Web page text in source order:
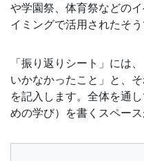
や学園祭、体育祭などの
イミングで活用されたそう
「振り返りシート」には
いかなかったこと」と、
を記入します。全体を通
めの学び）を書くスペー